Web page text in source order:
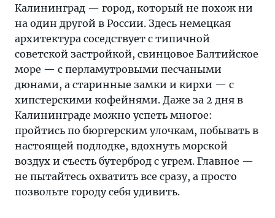
один
другой
России.
За
здесь
пройтись
Калининград — город, который не похож ни
на один другой в России. Здесь немецкая
архитектура соседствует с типичной
советской застройкой, свинцовое Балтийское
море — с перламутровыми песчаными
дюнами, а старинные замки и кирхи — с
хипстерскими кофейнями. Даже за 2 дня в
Калининграде можно успеть многое:
пройтись по бюргерским улочкам, побывать в
настоящей подлодке, вдохнуть морской
воздух и съесть бутерброд с угрем. Главное —
не пытайтесь охватить все сразу, а просто
позвольте городу себя удивить.